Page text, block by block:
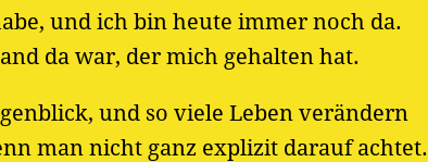
und ich bin heute immer noch da.
da war, der mich gehalten hat.
und so viele Leben verändern
man nicht ganz explizit darauf achtet.